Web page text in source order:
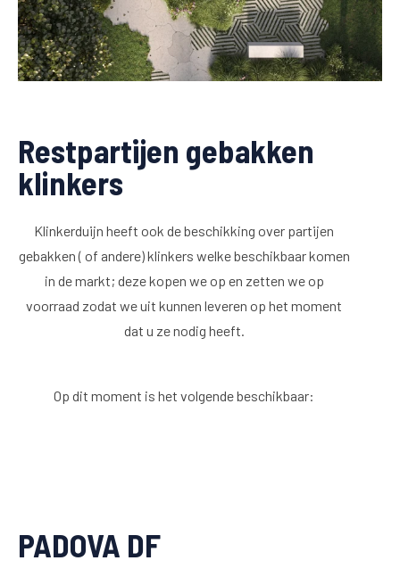
Restpartijen gebakken
klinkers
Klinkerduijn heeft ook de beschikking over partijen
gebakken ( of andere) klinkers welke beschikbaar komen
in de markt; deze kopen we op en zetten we op
voorraad zodat we uit kunnen leveren op het moment
dat u ze nodig heeft.
Op dit moment is het volgende beschikbaar:
PADOVA DF